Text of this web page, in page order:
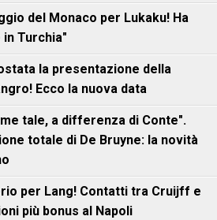
del Monaco per Lukaku! Ha
Turchia"
la presentazione della
Ecco la nuova data
tale, a differenza di Conte".
totale di De Bruyne: la novità
per Lang! Contatti tra Cruijff e
più bonus al Napoli